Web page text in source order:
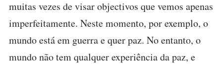
muitas vezes de visar objectivos que vemos apenas
imperfeitamente. Neste momento, por exemplo, o
mundo está em guerra e quer paz. No entanto, o
mundo não tem qualquer experiência da paz, e